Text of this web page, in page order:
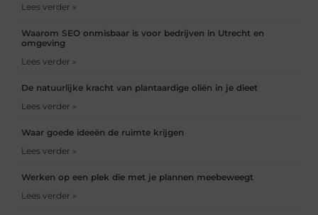
Lees verder »
Waarom SEO onmisbaar is voor bedrijven in Utrecht en
omgeving
Lees verder »
De natuurlijke kracht van plantaardige oliën in je dieet
Lees verder »
Waar goede ideeën de ruimte krijgen
Lees verder »
Werken op een plek die met je plannen meebeweegt
Lees verder »